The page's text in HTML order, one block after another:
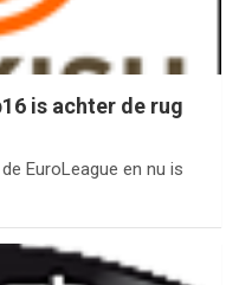
is achter de rug
EuroLeague en nu is